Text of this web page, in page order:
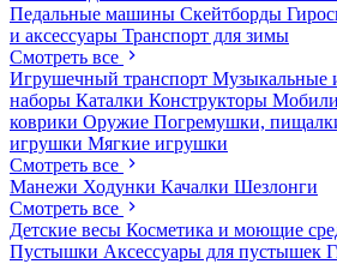
Педальные машины Скейтборды
и аксессуары Транспорт для зимы
Смотреть все
Игрушечный транспорт Музыкальные
наборы Каталки Конструкторы Мобили
коврики Оружие Погремушки,
игрушки Мягкие игрушки
Смотреть все
Манежи Ходунки Качалки Шезлонги
Смотреть все
Детские весы Косметика и моющие
Пустышки Аксессуары для пустышек